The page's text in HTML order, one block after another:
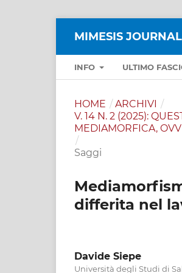
MIMESIS JOURNAL
INFO ULTIMO
HOME / ARCHIVI /
V. 14 N. 2 (2025):
MEDIAMORFICA,
/
Saggi
differita nel
Davide Siepe
Università degli Studi di